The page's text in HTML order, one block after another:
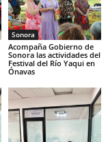
Sonora
Acompaña Gobierno de
Sonora las actividades del
Festival del Río Yaqui en
Ónavas